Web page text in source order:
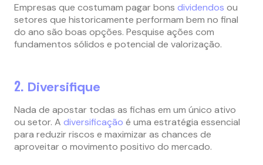
Empresas que costumam pagar bons dividendos ou
setores que historicamente performam bem no final
do ano são boas opções. Pesquise ações com
fundamentos sólidos e potencial de valorização.
2. Diversifique
Nada de apostar todas as fichas em um único ativo
ou setor. A diversificação é uma estratégia essencial
para reduzir riscos e maximizar as chances de
aproveitar o movimento positivo do mercado.